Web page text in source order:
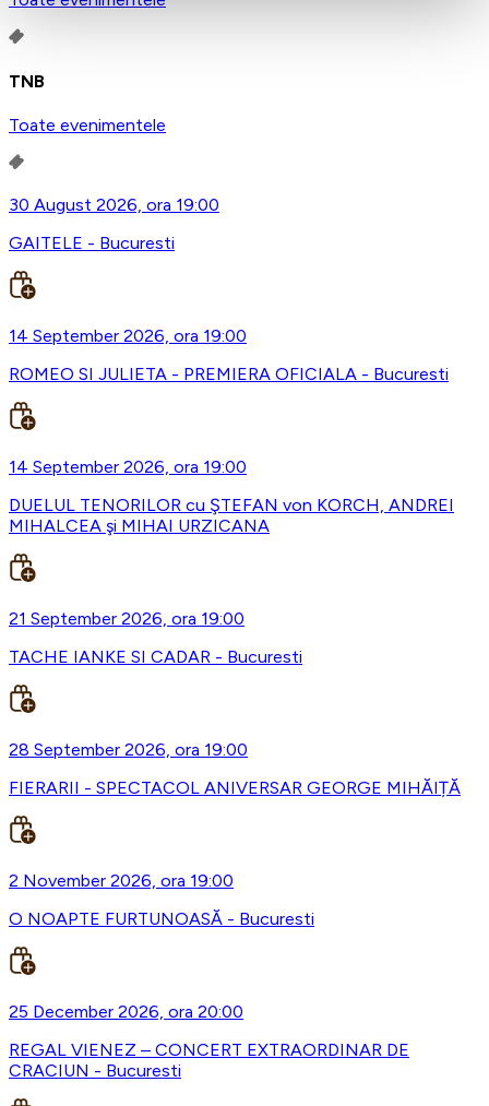
TNB
Toate evenimentele
30 August 2026, ora 19:00
GAITELE - Bucuresti
14 September 2026, ora 19:00
ROMEO SI JULIETA - PREMIERA OFICIALA - Bucuresti
14 September 2026, ora 19:00
DUELUL TENORILOR cu ŞTEFAN von KORCH, ANDREI
MIHALCEA şi MIHAI URZICANA
21 September 2026, ora 19:00
TACHE IANKE SI CADAR - Bucuresti
28 September 2026, ora 19:00
FIERARII - SPECTACOL ANIVERSAR GEORGE MIHĂIȚĂ
2 November 2026, ora 19:00
O NOAPTE FURTUNOASĂ - Bucuresti
25 December 2026, ora 20:00
REGAL VIENEZ – CONCERT EXTRAORDINAR DE
CRACIUN - Bucuresti